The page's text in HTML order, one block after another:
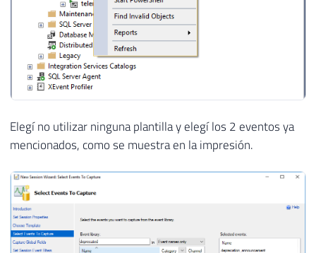
Elegí no utilizar ninguna plantilla y elegí los 2 eventos ya
mencionados, como se muestra en la impresión.